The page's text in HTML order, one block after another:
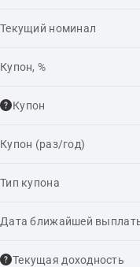
Текущий номинал
Купон, %
Купон
Купон (раз/год)
Тип купона
Дата ближайшей
Текущая доходность